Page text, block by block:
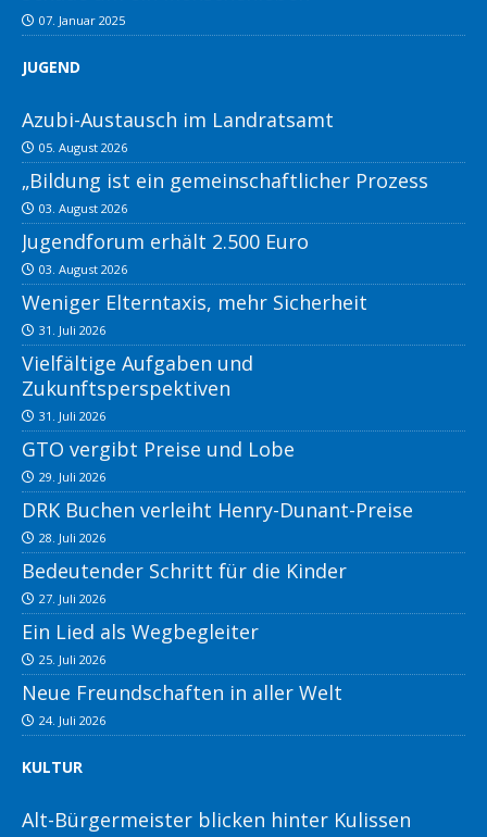
07. Januar 2025
JUGEND
Azubi-Austausch im Landratsamt
05. August 2026
„Bildung ist ein gemeinschaftlicher Prozess
03. August 2026
Jugendforum erhält 2.500 Euro
03. August 2026
Weniger Elterntaxis, mehr Sicherheit
31. Juli 2026
Vielfältige Aufgaben und
Zukunftsperspektiven
31. Juli 2026
GTO vergibt Preise und Lobe
29. Juli 2026
DRK Buchen verleiht Henry-Dunant-Preise
28. Juli 2026
Bedeutender Schritt für die Kinder
27. Juli 2026
Ein Lied als Wegbegleiter
25. Juli 2026
Neue Freundschaften in aller Welt
24. Juli 2026
KULTUR
Alt-Bürgermeister blicken hinter Kulissen